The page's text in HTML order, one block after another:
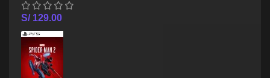
S/129.00